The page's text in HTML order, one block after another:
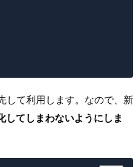
して利用します。なので、新
してしまわないようにしま